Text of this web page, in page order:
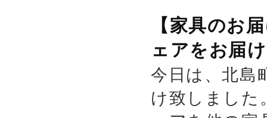
【家具のお
ェアをお届
今日は、北島
け致しまし